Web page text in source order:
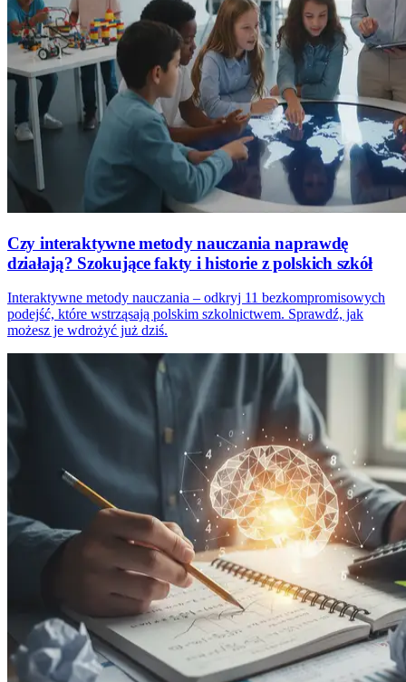
Czy interaktywne metody nauczania naprawdę
działają? Szokujące fakty i historie z polskich szkół
Interaktywne metody nauczania – odkryj 11 bezkompromisowych
podejść, które wstrząsają polskim szkolnictwem. Sprawdź, jak
możesz je wdrożyć już dziś.